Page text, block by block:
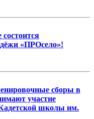
«ПРОсело»!
сборы в
участие
школы им.